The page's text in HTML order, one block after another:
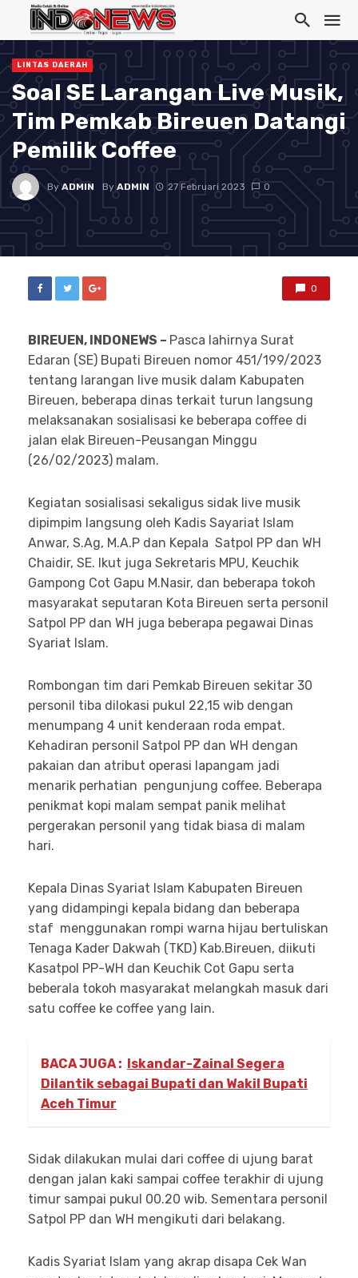
LINTAS DAERAH
Soal SE Larangan Live Musik,
Tim Pemkab Bireuen Datangi
Pemilik Coffee
ByADMIN ByADMIN 27 Februari 2023 0
0
BIREUEN, INDONEWS – Pasca lahirnya Surat
Edaran (SE) Bupati Bireuen nomor 451/199/2023
tentang larangan live musik dalam Kabupaten
Bireuen, beberapa dinas terkait turun langsung
melaksanakan sosialisasi ke beberapa coffee di
jalan elak Bireuen-Peusangan Minggu
(26/02/2023) malam.
Kegiatan sosialisasi sekaligus sidak live musik
dipimpim langsung oleh Kadis Sayariat Islam
Anwar, S.Ag, M.A.P dan Kepala Satpol PP dan WH
Chaidir, SE. Ikut juga Sekretaris MPU, Keuchik
Gampong Cot Gapu M.Nasir, dan beberapa tokoh
masyarakat seputaran Kota Bireuen serta personil
Satpol PP dan WH juga beberapa pegawai Dinas
Syariat Islam.
Rombongan tim dari Pemkab Bireuen sekitar 30
personil tiba dilokasi pukul 22,15 wib dengan
menumpang 4 unit kenderaan roda empat.
Kehadiran personil Satpol PP dan WH dengan
pakaian dan atribut operasi lapangam jadi
menarik perhatian pengunjung coffee. Beberapa
penikmat kopi malam sempat panik melihat
pergerakan personil yang tidak biasa di malam
hari.
Kepala Dinas Syariat Islam Kabupaten Bireuen
yang didampingi kepala bidang dan beberapa
staf menggunakan rompi warna hijau bertuliskan
Tenaga Kader Dakwah (TKD) Kab.Bireuen, diikuti
Kasatpol PP-WH dan Keuchik Cot Gapu serta
beberala tokoh masyarakat melangkah masuk dari
satu coffee ke coffee yang lain.
BACA JUGA :
Iskandar-Zainal Segera
Dilantik sebagai Bupati dan Wakil Bupati
Aceh Timur
Sidak dilakukan mulai dari coffee di ujung barat
dengan jalan kaki sampai coffee terakhir di ujung
timur sampai pukul 00.20 wib. Sementara personil
Satpol PP dan WH mengikuti dari belakang.
Kadis Syariat Islam yang akrap disapa Cek Wan